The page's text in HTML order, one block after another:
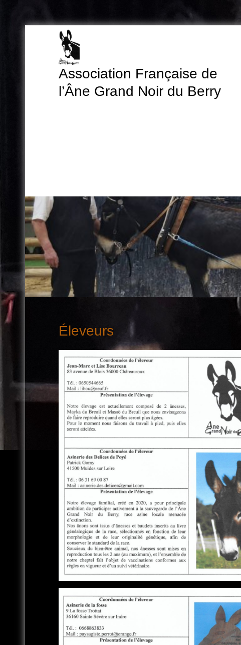
Association Française de
l’Âne Grand Noir du Berry
Éleveurs